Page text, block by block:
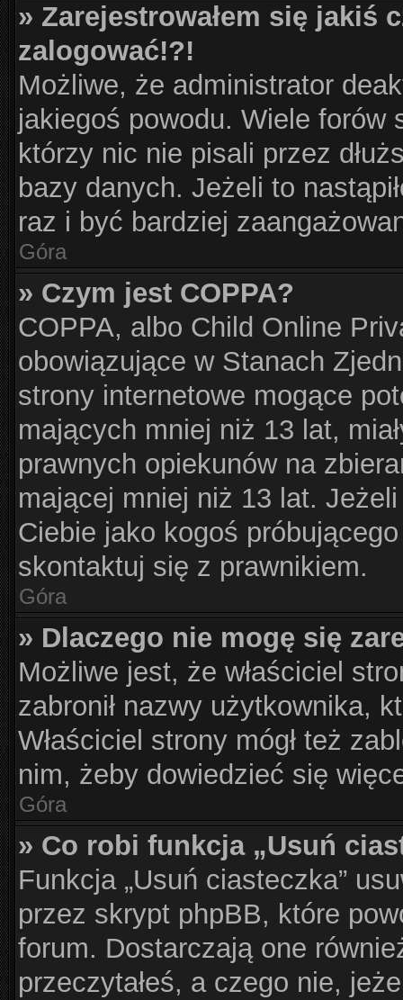
» Zarejestrowałem się jakiś
zalogować!?!
Możliwe, że administrator
jakiegoś powodu. Wiele
którzy nic nie pisali przez
bazy danych. Jeżeli to
raz i być bardziej
Góra
» Czym jest COPPA?
COPPA, albo Child Online
obowiązujące w Stanach
strony internetowe mogące
mających mniej niż 13 lat,
prawnych opiekunów na
mającej mniej niż 13 lat.
Ciebie jako kogoś
skontaktuj się z prawnikiem.
Góra
» Dlaczego nie mogę się
Możliwe jest, że właściciel
zabronił nazwy użytkownika,
Właściciel strony mógł też
nim, żeby dowiedzieć się
Góra
» Co robi funkcja „Usuń
Funkcja „Usuń ciasteczka”
przez skrypt phpBB, które
forum. Dostarczają one
przeczytałeś, a czego nie,